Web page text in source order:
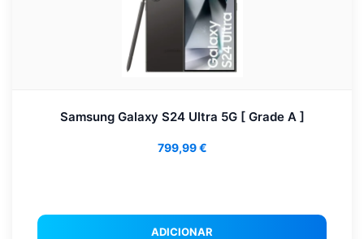
Samsung Galaxy S24 Ultra 5G [ Grade A ]
799,99€
ADICIONAR